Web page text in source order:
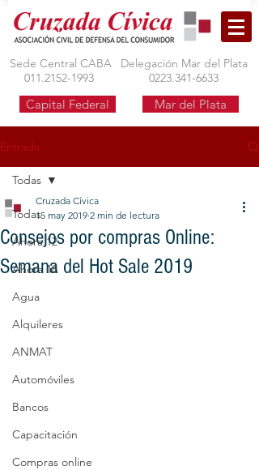
Sede Central CABA
011.2152-1993
Delegación Mar del Plata
0223.341-6633
Capital Federal Mar del Plata
Entrada
Todas
Ahora 12
Ahora 18
Agua
Alquileres
ANMAT
Automóviles
Bancos
Capacitación
Compras online
Todas
Consejos por compras Online:
Semana del Hot Sale 2019
Cruzada Cívica
15 may 2019 2 min de lectura